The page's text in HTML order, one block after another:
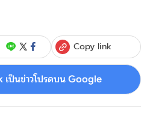
Copy link
เป็นข่าวโปรดบน Google